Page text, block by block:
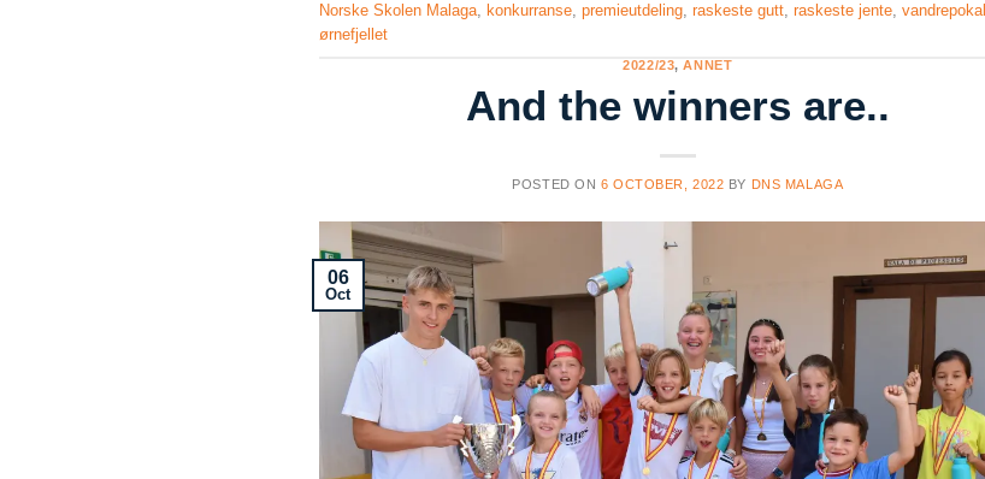
Norske Skolen Malaga, konkurranse,premieutdeling,raskeste gutt,raskeste jente,vandrepokal
ørnefjellet
2022/23,ANNET
And the winners are..
POSTED ON 6 OCTOBER, 2022 BY DNS MALAGA
06
Oct